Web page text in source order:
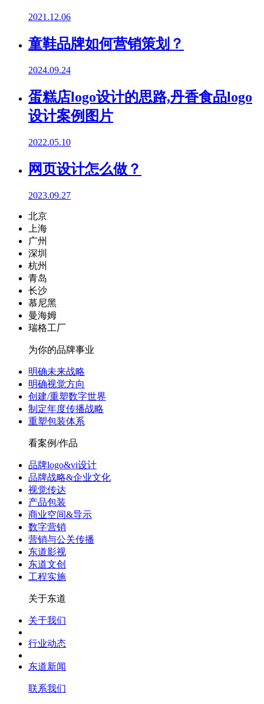
2021.12.06
童鞋品牌如何营销策划？
2024.09.24
蛋糕店logo设计的思路,丹香食品logo
设计案例图片
2022.05.10
网页设计怎么做？
2023.09.27
北京
上海
广州
深圳
杭州
青岛
长沙
慕尼黑
曼海姆
瑞格工厂
为你的品牌事业
明确未来战略
明确视觉方向
创建/重塑数字世界
制定年度传播战略
重塑包装体系
看案例/作品
品牌logo&vi设计
品牌战略&企业文化
视觉传达
产品包装
商业空间&导示
数字营销
营销与公关传播
东道影视
东道文创
工程实施
关于东道
关于我们
行业动态
东道新闻
联系我们